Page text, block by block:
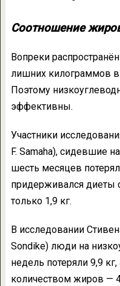
Соотношение
Вопреки
лишних килограммов
Поэтому
эффективны.
Участники
F. Samaha), сидевшие
шесть месяцев
придерживался диеты
только 1,9 кг.
В исследовании
Sondike) люди на
недель потеряли 9,9
количеством жиров —